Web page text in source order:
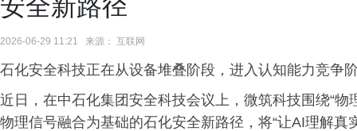
安全新路径
2026-06-29 11:21 来源： 互联网
石化安全科技正在从设备堆叠阶段，进入认知能力竞争
近日，在中石化集团安全科技会议上，微筑科技围绕“
物理信号融合为基础的石化安全新路径，将“让AI理解